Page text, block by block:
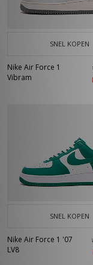
SNEL KOPEN
Nike Air Force 1
Vibram
SNEL KOPEN
Nike Air Force 1 '07
LV8